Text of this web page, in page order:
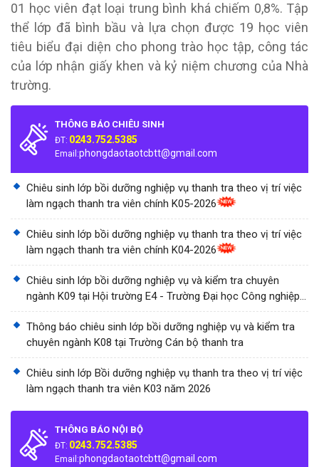
01 học viên đạt loại trung bình khá chiếm 0,8%. Tập
thể lớp đã bình bầu và lựa chọn được 19 học viên
tiêu biểu đại diện cho phong trào học tập, công tác
của lớp nhận giấy khen và kỷ niệm chương của Nhà
trường.
THÔNG BÁO CHIÊU SINH
ĐT: 0243.752.5385
Email:phongdaotaotcbtt@gmail.com
Chiêu sinh lớp bồi dưỡng nghiệp vụ thanh tra theo vị trí việc
làm ngạch thanh tra viên chính K05-2026
Chiêu sinh lớp bồi dưỡng nghiệp vụ thanh tra theo vị trí việc
làm ngạch thanh tra viên chính K04-2026
Chiêu sinh lớp bồi dưỡng nghiệp vụ và kiểm tra chuyên
ngành K09 tại Hội trường E4 - Trường Đại học Công nghiệp
Thành phố Hồ Chí Minh
Thông báo chiêu sinh lớp bồi dưỡng nghiệp vụ và kiểm tra
chuyên ngành K08 tại Trường Cán bộ thanh tra
Chiêu sinh lớp Bồi dưỡng nghiệp vụ thanh tra theo vị trí việc
làm ngạch thanh tra viên K03 năm 2026
THÔNG BÁO NỘI BỘ
ĐT: 0243.752.5385
Email:phongdaotaotcbtt@gmail.com